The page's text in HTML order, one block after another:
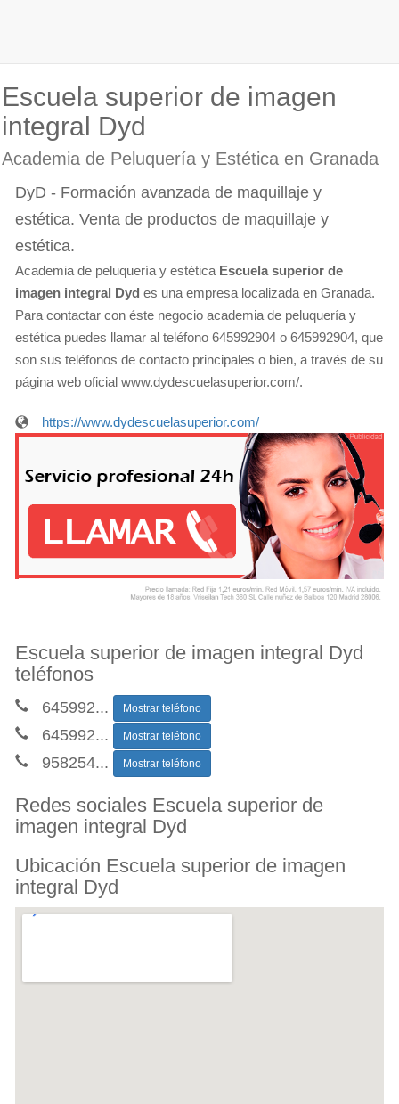
Escuela superior de imagen
integral Dyd
Academia de Peluquería y Estética en Granada
DyD - Formación avanzada de maquillaje y
estética. Venta de productos de maquillaje y
estética.
Academia de peluquería y estética Escuela superior de
imagen integral Dyd es una empresa localizada en Granada.
Para contactar con éste negocio academia de peluquería y
estética puedes llamar al teléfono 645992904 o 645992904, que
son sus teléfonos de contacto principales o bien, a través de su
página web oficial www.dydescuelasuperior.com/.
https://www.dydescuelasuperior.com/
Escuela superior de imagen integral Dyd
teléfonos
645992... Mostrar teléfono
645992... Mostrar teléfono
958254... Mostrar teléfono
Redes sociales Escuela superior de
imagen integral Dyd
Ubicación Escuela superior de imagen
integral Dyd